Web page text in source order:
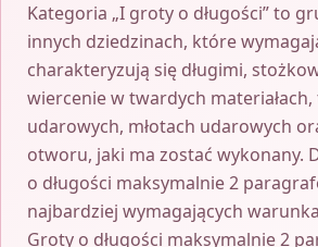
Kategoria „I groty o długości” to
innych dziedzinach, które
charakteryzują się długimi,
wiercenie w twardych
udarowych, młotach udarowych
otworu, jaki ma zostać wykonany.
o długości maksymalnie 2
najbardziej wymagających
Groty o długości maksymalnie 2